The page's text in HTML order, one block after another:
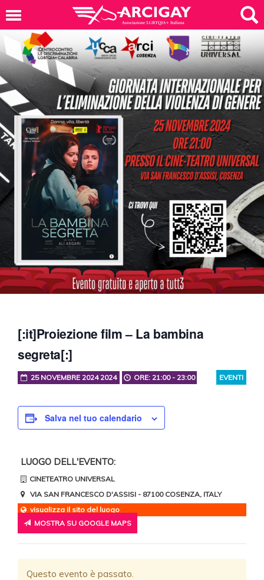
[:it]Proiezione film – La bambina
segreta[:]
EVENTI
25 NOVEMBRE 2024 2024 ORE: 21:00 - 23:00
Salva nel tuo calendario
LUOGO DELL'EVENTO:
CINETEATRO UNIVERSAL
VIA SAN FRANCESCO D'ASSISI - 87100 COSENZA, ITALY
visualizza il sito del luogo
MOSTRA SU GOOGLE MAPS
Questo evento è passato.